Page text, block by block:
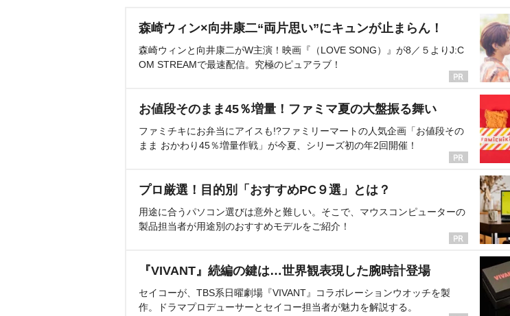
森崎ウィン×向井康二“両片思い”にキュンが止まらん！
森崎ウィンと向井康二がW主演！映画『（LOVE SONG）』が8／５よりJ:C
OM STREAMで最速配信。究極のピュアラブ！
お値段そのまま45％増量！ファミマ夏の大盤振る舞い
ファミチキにお弁当にアイスも!?ファミリーマートの人気企画「お値段その
まま おかわり45％増量作戦」が今夏、シリーズ初の年2回開催！
プロ厳選！目的別「おすすめPC９選」とは？
用途に合うパソコン選びは意外と難しい。そこで、マウスコンピューターの
製品担当者が用途別のおすすめモデルをご紹介！
『VIVANT』続編の鍵は…世界観表現した腕時計登場
セイコーが、TBS系日曜劇場『VIVANT』コラボレーションウオッチを製
作。ドラマプロデューサーとセイコー担当者が魅力を解説する。